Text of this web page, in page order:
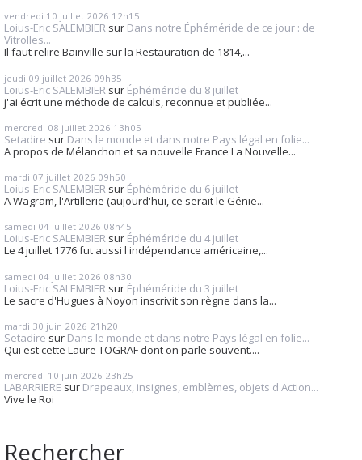
vendredi 10 juillet 2026 12h15
Loius-Eric SALEMBIER sur Dans notre Éphéméride de ce jour : de
Vitrolles...
Il faut relire Bainville sur la Restauration de 1814,...
jeudi 09 juillet 2026 09h35
Loius-Eric SALEMBIER sur Éphéméride du 8 juillet
j'ai écrit une méthode de calculs, reconnue et publiée...
mercredi 08 juillet 2026 13h05
Setadire sur Dans le monde et dans notre Pays légal en folie...
A propos de Mélanchon et sa nouvelle France La Nouvelle...
mardi 07 juillet 2026 09h50
Loius-Eric SALEMBIER sur Éphéméride du 6 juillet
A Wagram, l'Artillerie (aujourd'hui, ce serait le Génie...
samedi 04 juillet 2026 08h45
Loius-Eric SALEMBIER sur Éphéméride du 4 juillet
Le 4 juillet 1776 fut aussi l'indépendance américaine,...
samedi 04 juillet 2026 08h30
Loius-Eric SALEMBIER sur Éphéméride du 3 juillet
Le sacre d'Hugues à Noyon inscrivit son règne dans la...
mardi 30 juin 2026 21h20
Setadire sur Dans le monde et dans notre Pays légal en folie...
Qui est cette Laure TOGRAF dont on parle souvent....
mercredi 10 juin 2026 23h25
LABARRIERE sur Drapeaux, insignes, emblèmes, objets d'Action...
Vive le Roi
Rechercher